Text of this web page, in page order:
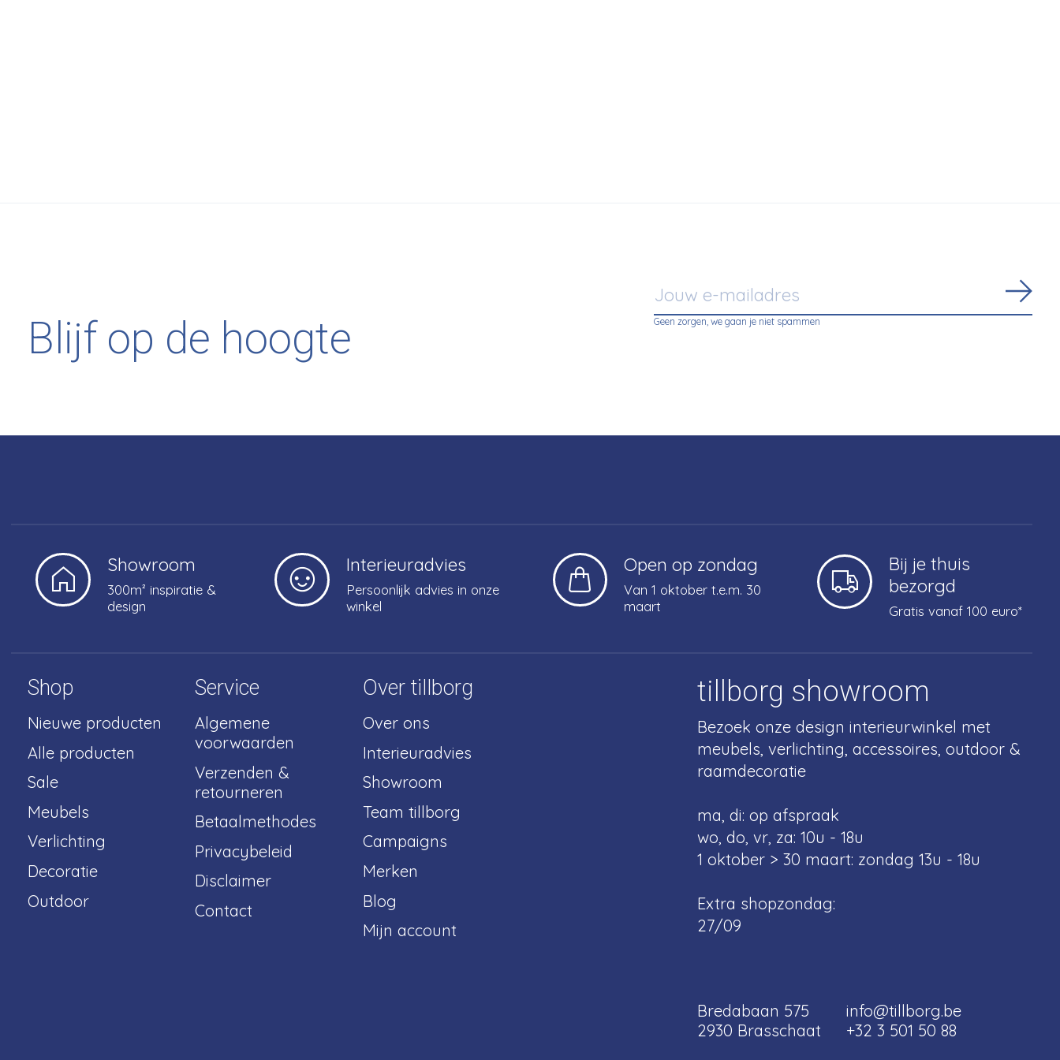
Blijf op de hoogte Geen zorgen, we gaan je niet spammen
Showroom
300m² inspiratie &
design
Interieuradvies
Persoonlijk advies in onze
winkel
Open op zondag
Van 1 oktober t.e.m. 30
maart
Bij je thuis
bezorgd
Gratis vanaf 100 euro*
Shop
Nieuwe producten
Alle producten
Sale
Meubels
Verlichting
Decoratie
Outdoor
Service
Algemene
voorwaarden
Verzenden &
retourneren
Betaalmethodes
Privacybeleid
Disclaimer
Contact
Over tillborg
Over ons
Interieuradvies
Showroom
Team tillborg
Campaigns
Merken
Blog
Mijn account
tillborg showroom
Bezoek onze design interieurwinkel met
meubels, verlichting, accessoires, outdoor &
raamdecoratie
ma, di: op afspraak
wo, do, vr, za: 10u - 18u
1 oktober > 30 maart: zondag 13u - 18u
Extra shopzondag:
27/09
Bredabaan 575
2930 Brasschaat
info@tillborg.be
+32 3 501 50 88